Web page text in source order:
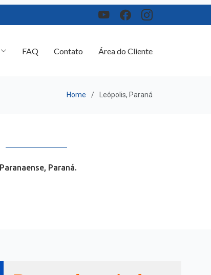
Área do Cliente
Home Leópolis, Paraná
Paraná.